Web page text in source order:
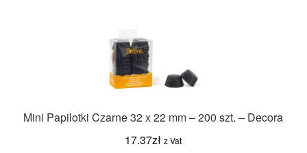
Mini Papilotki Czarne 32 x 22 mm – 200 szt. – Decora
17.37zł z Vat